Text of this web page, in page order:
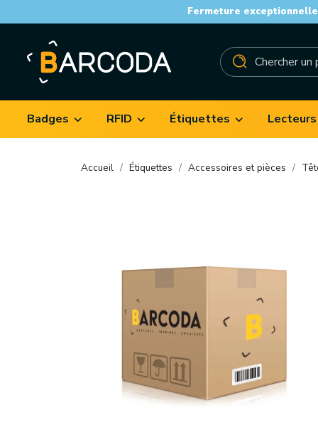
Fermeture
Badges RFID Étiquettes Lecteurs
Accueil Étiquettes Accessoires et pièces